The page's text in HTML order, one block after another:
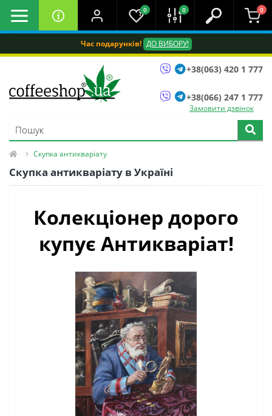
Час подарунків! ДО ВИБОРУ!
0 0 0
+38(063) 420 1 777
+38(066) 247 1 777
Замовити дзвінок
Скупка антикваріату
Скупка антикваріату в Україні
Колекціонер дорого
купує Антикваріат!